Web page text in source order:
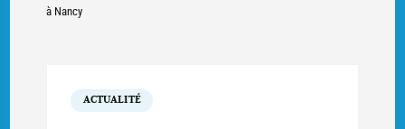
à Nancy
ACTUALITÉ